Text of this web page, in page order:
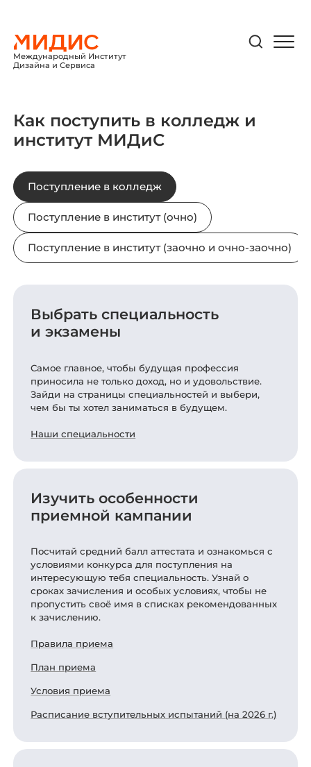
Международный Институт
Дизайна и Сервиса
Как поступить в колледж и
институт МИДиС
Поступление в колледж
Поступление в институт (очно)
Поступление в институт (заочно и очно-заочно)
Выбрать специальность
и экзамены
Самое главное, чтобы будущая профессия
приносила не только доход, но и удовольствие.
Зайди на страницы специальностей и выбери,
чем бы ты хотел заниматься в будущем.
Наши специальности
Изучить особенности
приемной кампании
Посчитай средний балл аттестата и ознакомься с
условиями конкурса для поступления на
интересующую тебя специальность. Узнай о
сроках зачисления и особых условиях, чтобы не
пропустить своё имя в списках рекомендованных
к зачислению.
Правила приема
План приема
Условия приема
Расписание вступительных испытаний (на 2026 г.)